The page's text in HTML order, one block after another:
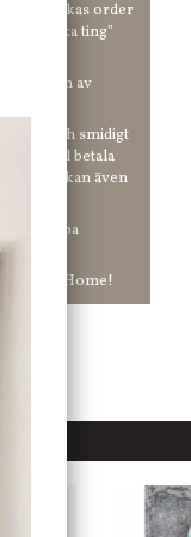
kr skickas order
"unika ting"
anmälan av
och smidigt
hur du vill betala
Och du kan även
ha snabba
hos Jb Home!